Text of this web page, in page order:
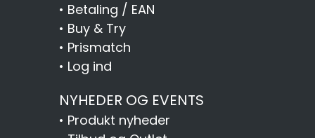
• Betaling / EAN
• Buy & Try
• Prismatch
• Log ind
NYHEDER OG EVENTS
• Produkt nyheder